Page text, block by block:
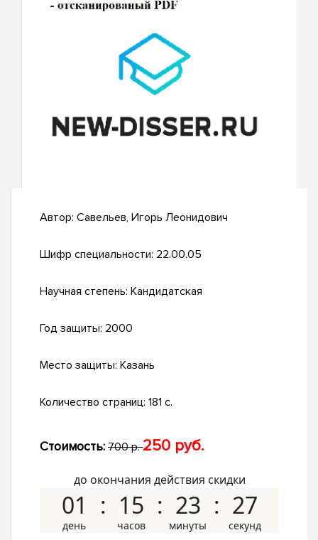
Автор: Савельев, Игорь Леонидович
Шифр специальности: 22.00.05
Научная степень: Кандидатская
Год защиты: 2000
Место защиты: Казань
Количество страниц: 181 с.
Стоимость: 700 р.250 руб.
до окончания действия скидки
01 15 23 26